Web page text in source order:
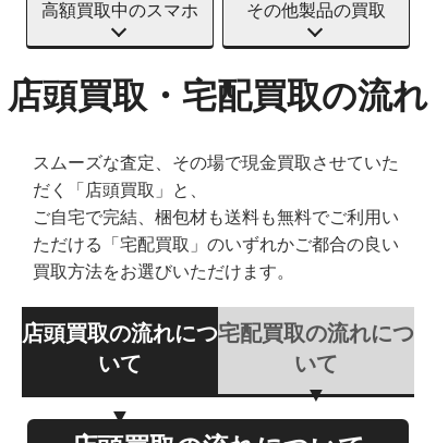
高額買取中のスマホ その他製品の買取
店頭買取・宅配買取の流れ
スムーズな査定、その場で現金買取させていた
だく「店頭買取」と、
ご自宅で完結、梱包材も送料も無料でご利用い
ただける「宅配買取」のいずれかご都合の良い
買取方法をお選びいただけます。
店頭買取の流れにつ
いて
宅配買取の流れにつ
いて